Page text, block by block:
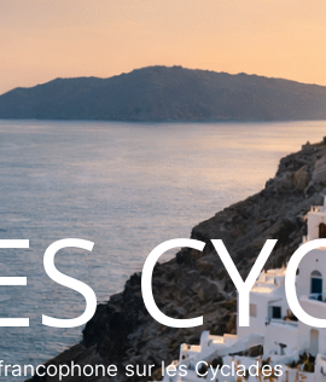
sur les Cyclades